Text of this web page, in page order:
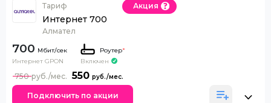
Тариф
Интернет 700
Алмател
Акция
700
Интернет GPON
Роутер*
Включен
550
750
Подключить по акции